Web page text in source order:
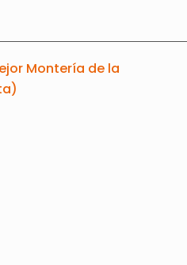
Montería de la